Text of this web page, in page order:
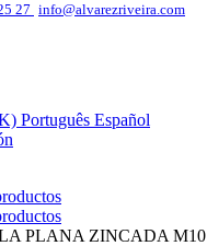
27 info@alvarezriveira.com
Português Español
PLANA ZINCADA M10